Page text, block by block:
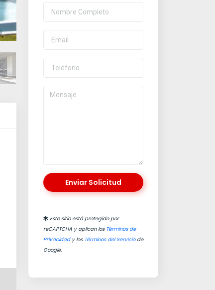
Enviar Solicitud
Este sitio está protegido por
reCAPTCHA y aplican los Términos de
Privacidady los Términos del Serviciode
Google.